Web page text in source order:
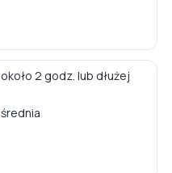
około 2 godz. lub dłużej
średnia